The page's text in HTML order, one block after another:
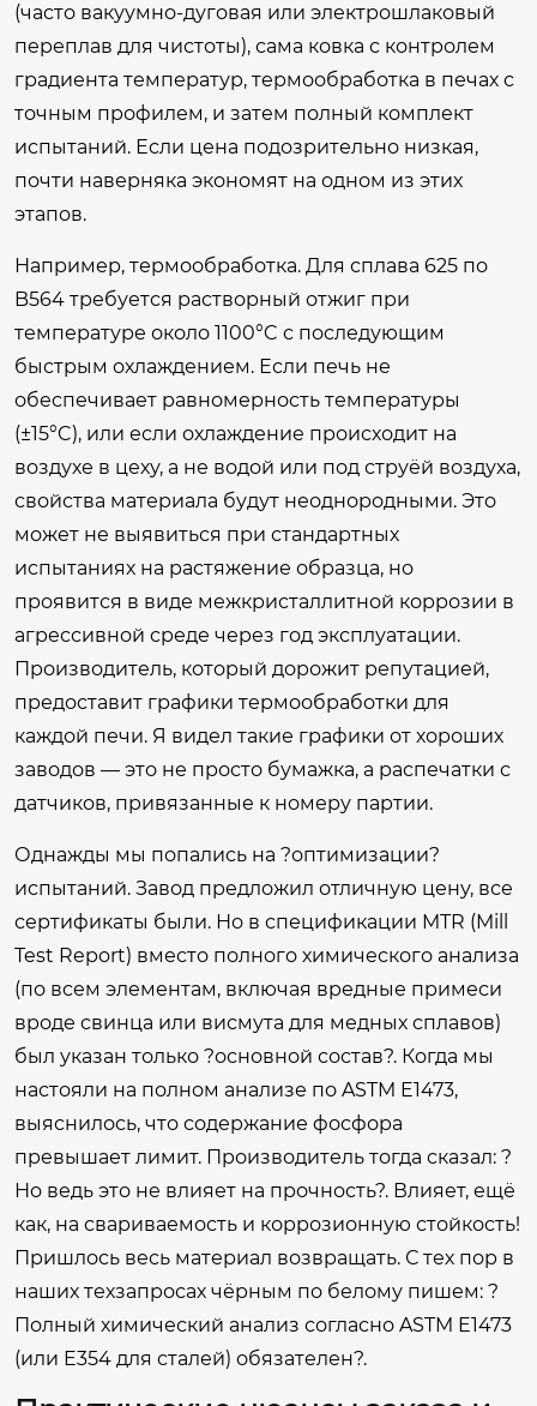
(часто вакуумно-дуговая или электрошлаковый
переплав для чистоты), сама ковка с контролем
градиента температур, термообработка в печах с
точным профилем, и затем полный комплект
испытаний. Если цена подозрительно низкая,
почти наверняка экономят на одном из этих
этапов.
Например, термообработка. Для сплава 625 по
B564 требуется растворный отжиг при
температуре около 1100°C с последующим
быстрым охлаждением. Если печь не
обеспечивает равномерность температуры
(±15°C), или если охлаждение происходит на
воздухе в цеху, а не водой или под струёй воздуха,
свойства материала будут неоднородными. Это
может не выявиться при стандартных
испытаниях на растяжение образца, но
проявится в виде межкристаллитной коррозии в
агрессивной среде через год эксплуатации.
Производитель, который дорожит репутацией,
предоставит графики термообработки для
каждой печи. Я видел такие графики от хороших
заводов — это не просто бумажка, а распечатки с
датчиков, привязанные к номеру партии.
Однажды мы попались на ?оптимизации?
испытаний. Завод предложил отличную цену, все
сертификаты были. Но в спецификации MTR (Mill
Test Report) вместо полного химического анализа
(по всем элементам, включая вредные примеси
вроде свинца или висмута для медных сплавов)
был указан только ?основной состав?. Когда мы
настояли на полном анализе по ASTM E1473,
выяснилось, что содержание фосфора
превышает лимит. Производитель тогда сказал: ?
Но ведь это не влияет на прочность?. Влияет, ещё
как, на свариваемость и коррозионную стойкость!
Пришлось весь материал возвращать. С тех пор в
наших техзапросах чёрным по белому пишем: ?
Полный химический анализ согласно ASTM E1473
(или E354 для сталей) обязателен?.